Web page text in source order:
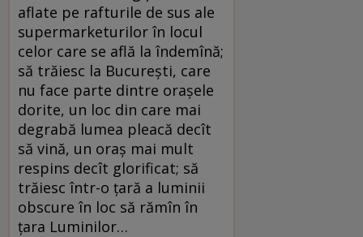
aflate pe rafturile de sus ale
supermarketurilor în locul
celor care se află la îndemînă;
să trăiesc la Bucureşti, care
nu face parte dintre oraşele
dorite, un loc din care mai
degrabă lumea pleacă decît
să vină, un oraş mai mult
respins decît glorificat; să
trăiesc într-o ţară a luminii
obscure în loc să rămîn în
ţara Luminilor…